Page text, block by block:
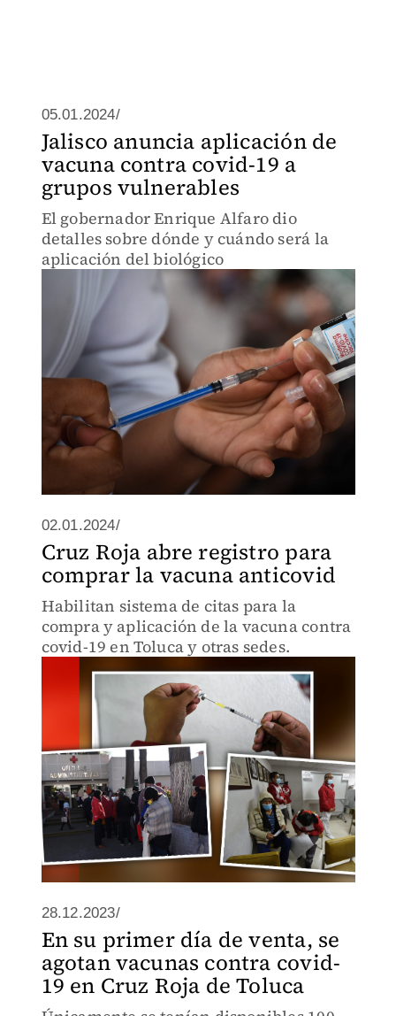
05.01.2024/
Jalisco anuncia aplicación de
vacuna contra covid-19 a
grupos vulnerables
El gobernador Enrique Alfaro dio
detalles sobre dónde y cuándo será la
aplicación del biológico
02.01.2024/
Cruz Roja abre registro para
comprar la vacuna anticovid
Habilitan sistema de citas para la
compra y aplicación de la vacuna contra
covid-19 en Toluca y otras sedes.
28.12.2023/
En su primer día de venta, se
agotan vacunas contra covid-
19 en Cruz Roja de Toluca